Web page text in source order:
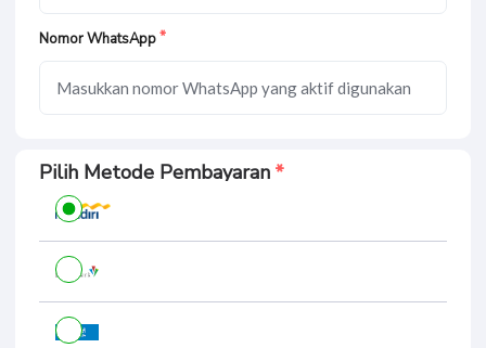
Nomor WhatsApp
Pilih Metode Pembayaran